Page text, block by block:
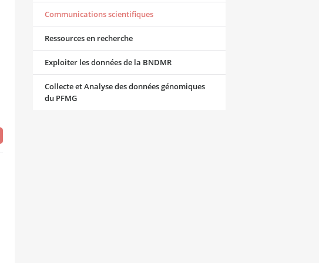
Communications scientifiques
Ressources en recherche
Exploiter les données de la BNDMR
Collecte et Analyse des données génomiques
du PFMG